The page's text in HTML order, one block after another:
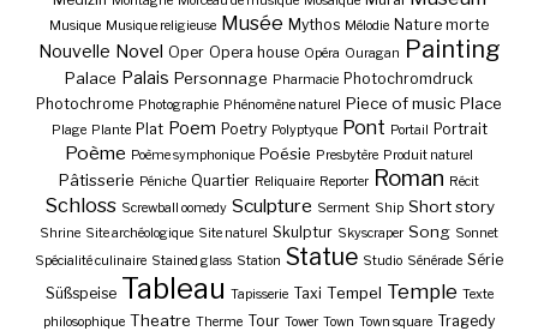
Musique Musique religieuse Musée Mythos Mélodie Nature morte
Nouvelle Novel Oper Opera house Opéra Ouragan Painting
Palace Palais Personnage Pharmacie Photochromdruck
Photochrome Photographie Phénomène naturel Piece of music Place
Plage Plante Plat Poem Poetry Polyptyque Pont Portail Portrait
Poème Poème symphonique Poésie Presbytère Produit naturel
Pâtisserie Péniche Quartier Reliquaire Reporter Roman Récit
Schloss Screwball oomedy Sculpture Serment Ship Short story
Shrine Site archéologique Site naturel Skulptur Skyscraper Song Sonnet
Spécialité culinaire Stained glass Station Statue Studio Sénérade Série
Süßspeise Tableau Tapisserie Taxi Tempel Temple Texte
philosophique Theatre Therme Tour Tower Town Town square Tragedy